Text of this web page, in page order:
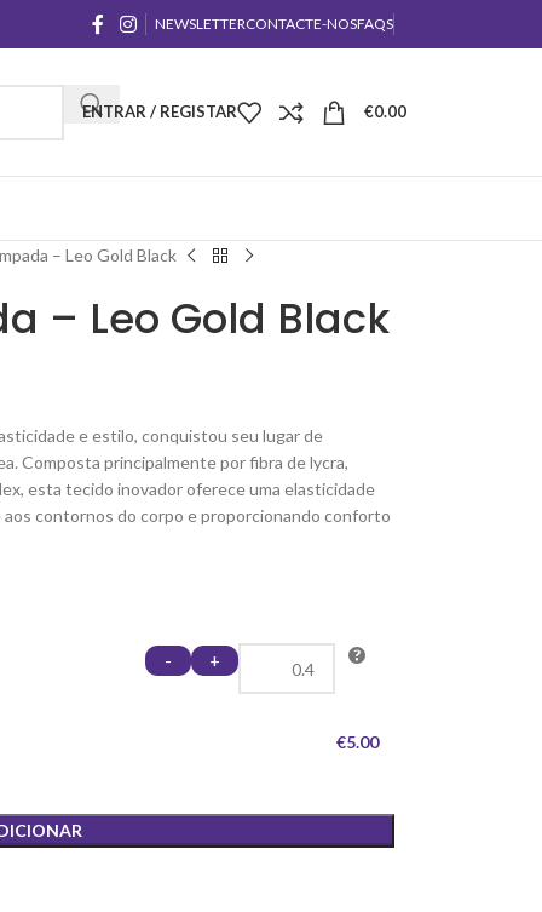
NEWSLETTERCONTACTE-NOSFAQS
ENTRAR / REGISTAR €0.00
– Leo Gold Black
– Leo Gold Black
e estilo, conquistou seu lugar de
Composta principalmente por fibra de lycra,
esta tecido inovador oferece uma elasticidade
contornos do corpo e proporcionando conforto
- +
€5.00